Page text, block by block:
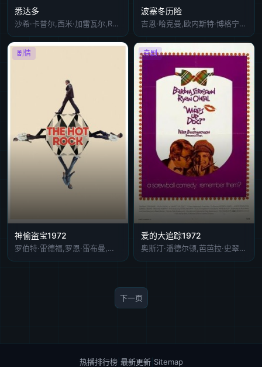
悉达多
沙希·卡普尔,西米·加雷瓦尔,Romesh,Sharma,Pinchoo,Kapoor
波塞冬历险
吉恩·哈克曼,欧内斯特·博格宁,莱德·巴顿斯,卡洛尔·琳蕾,罗迪·麦克道尔,斯黛拉·斯蒂文斯,谢利·温特斯,杰克·艾伯森,帕梅拉·苏·马丁,阿瑟·奥康纳,Eric,Shea,Fred,Sadoff,Sheila,Allen,简阿尔翁,Byron,Webster,约翰·克劳福德,鲍勃·黑斯廷斯,莱斯利·尼尔森,Charles,Bateman,Bill,Catching,Jimmy,Cross,Dale,迪克杜洛克,Bob,Golden,George,Holmes,克里斯·豪厄尔,Marco,Lóp
剧情
神偷盗宝1972
罗伯特·雷德福,罗恩·雷布曼,威廉·雷德菲尔德,乔治·席格,Grania O'Malley
喜剧
爱的大追踪1972
奥斯汀·潘德尔顿,芭芭拉·史翠珊,瑞安·奥尼尔
下一页
热播排行榜| 最新更新| Sitemap